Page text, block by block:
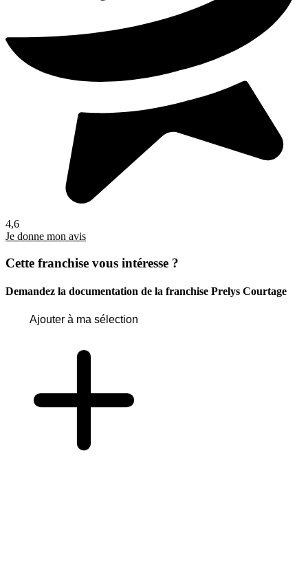
4,6
Je donne mon avis
Cette franchise vous intéresse ?
Demandez la documentation de la franchise Prelys Courtage
Ajouter à ma sélection